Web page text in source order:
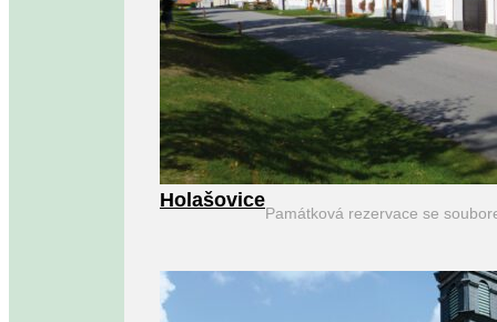
Holašovice
Památková rezervace se